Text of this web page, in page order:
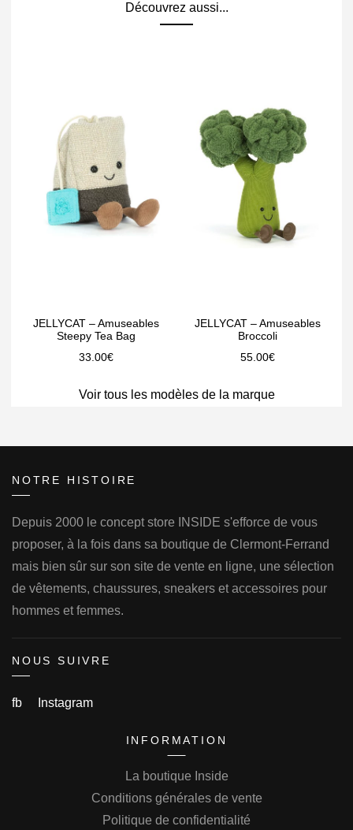
Découvrez aussi...
JELLYCAT – Amuseables
Steepy Tea Bag
33.00€
JELLYCAT – Amuseables
Broccoli
55.00€
Voir tous les modèles de la marque
NOTRE HISTOIRE
Depuis 2000 le concept store INSIDE s'efforce de vous
proposer, à la fois dans sa boutique de Clermont-Ferrand
mais bien sûr sur son site de vente en ligne, une sélection
de vêtements, chaussures, sneakers et accessoires pour
hommes et femmes.
NOUS SUIVRE
fb Instagram
INFORMATION
La boutique Inside
Conditions générales de vente
Politique de confidentialité